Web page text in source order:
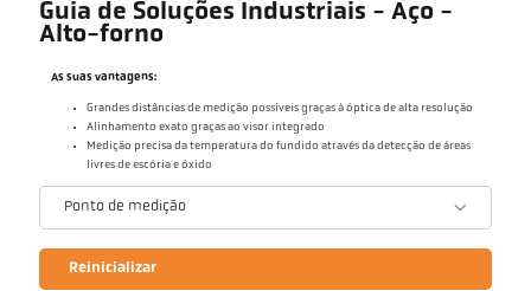
Guia de Soluções Industriais - Aço -
Alto-forno
As suas vantagens:
Grandes distâncias de medição possíveis graças à óptica de alta resolução
Alinhamento exato graças ao visor integrado
Medição precisa da temperatura do fundido através da detecção de áreas
livres de escória e óxido
Ponto de medição
Reinicializar